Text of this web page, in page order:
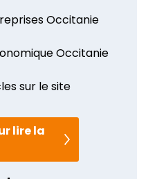
Occitanie
Occitanie
sur le site
lire la